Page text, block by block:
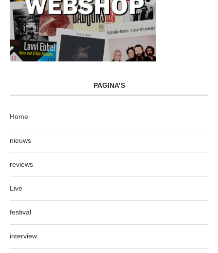
PAGINA’S
Home
nieuws
reviews
Live
festival
interview